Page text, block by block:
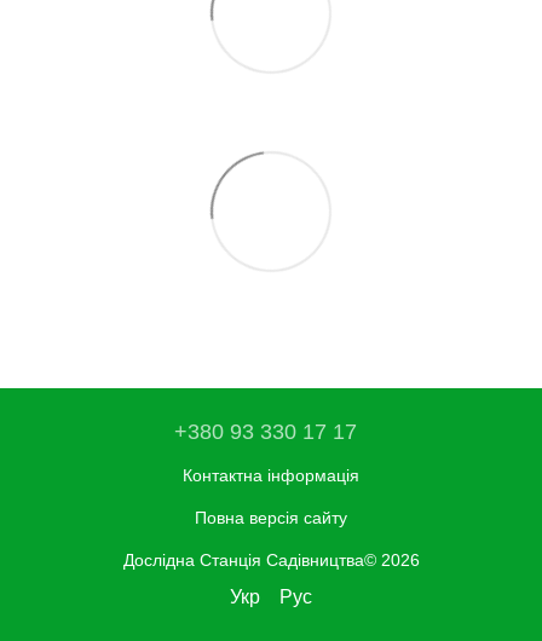
+380 93 330 17 17
Контактна інформація
Повна версія сайту
Дослідна Станція Садівництва© 2026
Укр Рус